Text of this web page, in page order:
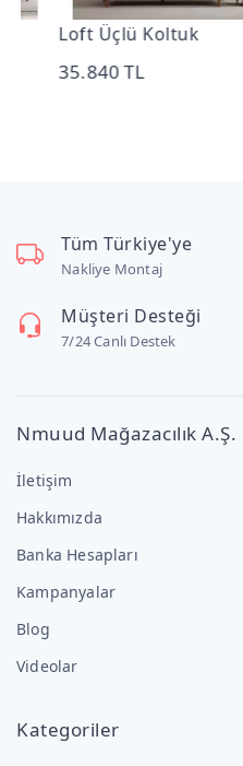
Loft Üçlü Koltuk
35.840 TL
Tüm Türkiye'ye
Nakliye Montaj
Müşteri Desteği
7/24 Canlı Destek
Nmuud Mağazacılık A.Ş.
İletişim
Hakkımızda
Banka Hesapları
Kampanyalar
Blog
Videolar
Kategoriler